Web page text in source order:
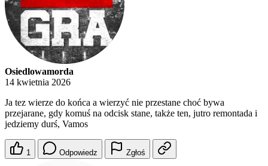
Osiedlowamorda
14 kwietnia 2026
Ja tez wierze do końca a wierzyć nie przestane choć bywa
przejarane, gdy komuś na odcisk stane, także ten, jutro remontada i
jedziemy durś, Vamos
1 Odpowiedz Zgłoś